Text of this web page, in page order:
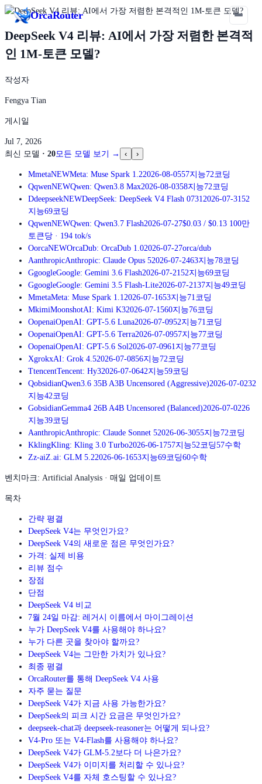
OrcaRouter
DeepSeek V4 리뷰: AI에서 가장 저렴한 본격적
인 1M-토큰 모델?
작성자
Fengya Tian
게시일
Jul 7, 2026
최신 모델 · 20모든 모델 보기 → ‹ ›
MmetaNEWMeta: Muse Spark 1.22026-08-0557지능72 코딩
QqwenNEWQwen: Qwen3.8 Max2026-08-0358지능72 코딩
DdeepseekNEWDeepSeek: DeepSeek V4 Flash 0731 2026-07-31 52
지능69코딩
QqwenNEWQwen: Qwen3.7 Flash2026-07-27$0.03 / $0.13 100만
토큰당 · 194 tok/s
OorcaNEWOrcaDub: OrcaDub 1.02026-07-27orca/dub
AanthropicAnthropic: Claude Opus 52026-07-2463지능78코딩
GgoogleGoogle: Gemini 3.6 Flash2026-07-21 52지능69코딩
GgoogleGoogle: Gemini 3.5 Flash-Lite2026-07-21 37지능49코딩
MmetaMeta: Muse Spark 1.1 2026-07-1653지능71 코딩
MkimiMoonshotAI: Kimi K32026-07-1560지능76코딩
OopenaiOpenAI: GPT-5.6 Luna2026-07-0952지능71 코딩
OopenaiOpenAI: GPT-5.6 Terra2026-07-0957지능77코딩
OopenaiOpenAI: GPT-5.6 Sol 2026-07-0961 지능77코딩
XgrokxAI: Grok 4.52026-07-0856지능72 코딩
TtencentTencent: Hy32026-07-0642지능59코딩
QobsidianQwen3.6 35B A3B Uncensored (Aggressive)2026-07-0232
지능42 코딩
GobsidianGemma4 26B A4B Uncensored (Balanced)2026-07-0226
지능39코딩
AanthropicAnthropic: Claude Sonnet 52026-06-3055지능72 코딩
KklingKling: Kling 3.0 Turbo2026-06-1757지능52 코딩57수학
Zz-aiZ.ai: GLM 5.22026-06-1653지능69코딩60수학
벤치마크: Artificial Analysis · 매일 업데이트
목차
간략 평결
DeepSeek V4는 무엇인가요?
DeepSeek V4의 새로운 점은 무엇인가요?
가격: 실제 비용
리뷰 점수
장점
단점
DeepSeek V4 비교
7월 24일 마감: 레거시 이름에서 마이그레이션
누가 DeepSeek V4를 사용해야 하나요?
누가 다른 곳을 찾아야 할까요?
DeepSeek V4는 그만한 가치가 있나요?
최종 평결
OrcaRouter를 통해 DeepSeek V4 사용
자주 묻는 질문
DeepSeek V4가 지금 사용 가능한가요?
DeepSeek의 피크 시간 요금은 무엇인가요?
deepseek-chat과 deepseek-reasoner는 어떻게 되나요?
V4-Pro 또는 V4-Flash를 사용해야 하나요?
DeepSeek V4가 GLM-5.2보다 더 나은가요?
DeepSeek V4가 이미지를 처리할 수 있나요?
DeepSeek V4를 자체 호스팅할 수 있나요?